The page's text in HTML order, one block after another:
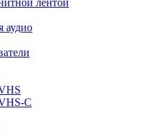
аудио
C